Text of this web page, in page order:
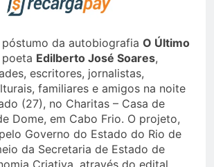
póstumo da autobiografia O Último
Edilberto José Soares,
escritores, jornalistas,
familiares e amigos na noite
(27), no Charitas – Casa de
Dome, em Cabo Frio. O projeto,
Governo do Estado do Rio de
da Secretaria de Estado de